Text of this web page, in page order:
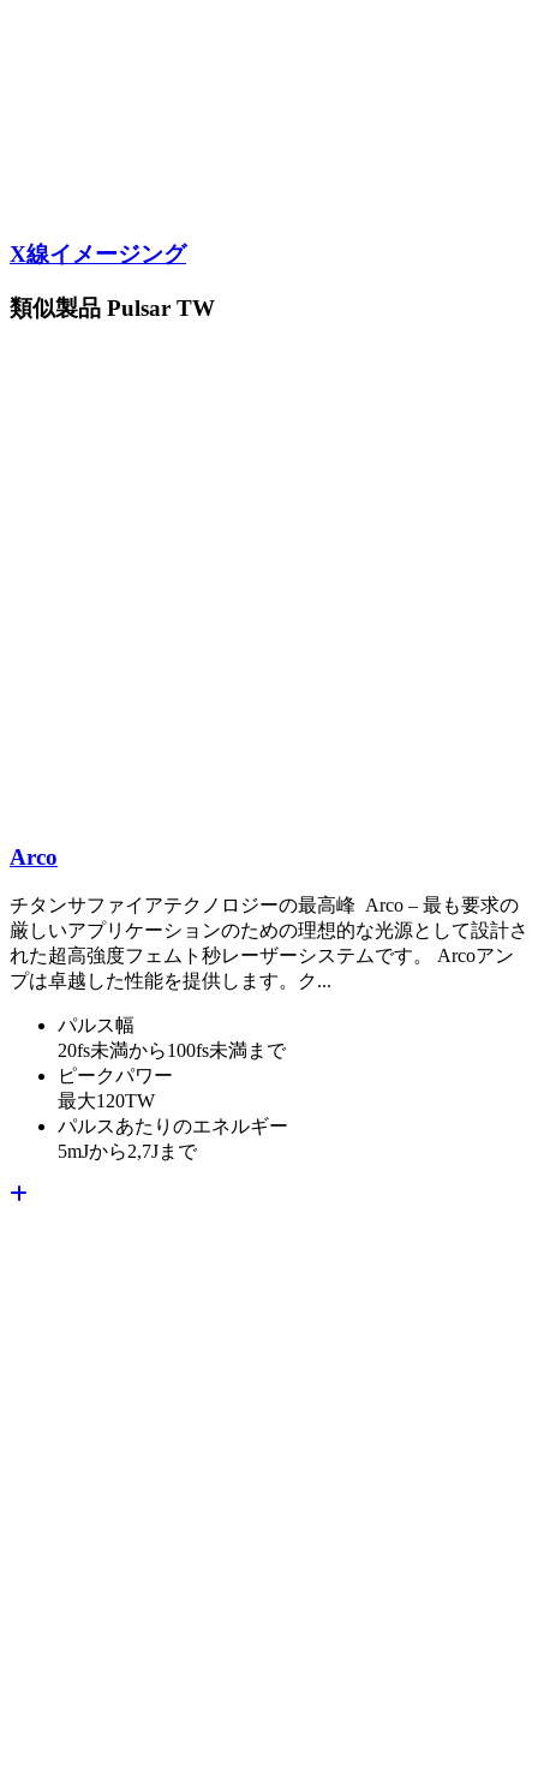
X線イメージング
類似製品 Pulsar TW
Arco
チタンサファイアテクノロジーの最高峰 Arco – 最も要求の
厳しいアプリケーションのための理想的な光源として設計さ
れた超高強度フェムト秒レーザーシステムです。 Arcoアン
プは卓越した性能を提供します。ク...
パルス幅
20fs未満から100fs未満まで
ピークパワー
最大120TW
パルスあたりのエネルギー
5mJから2,7Jまで